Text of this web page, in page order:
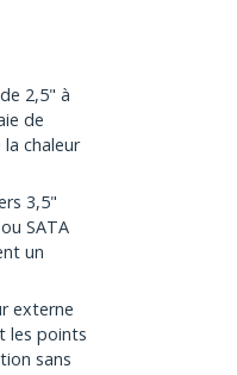
2,5" à
de
chaleur
3,5"
SATA
un
externe
les points
sans